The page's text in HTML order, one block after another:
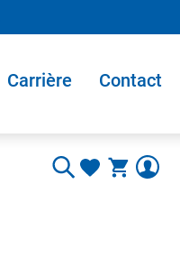
Carrière Contact